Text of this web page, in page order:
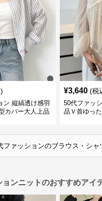
ン 縦縞透け感羽
カバー大人上品
¥3,640 (税
50代ファッ
品Ｖ首ゆっ
ファッションのブラウス・シャ
ョンニットのおすすめアイ